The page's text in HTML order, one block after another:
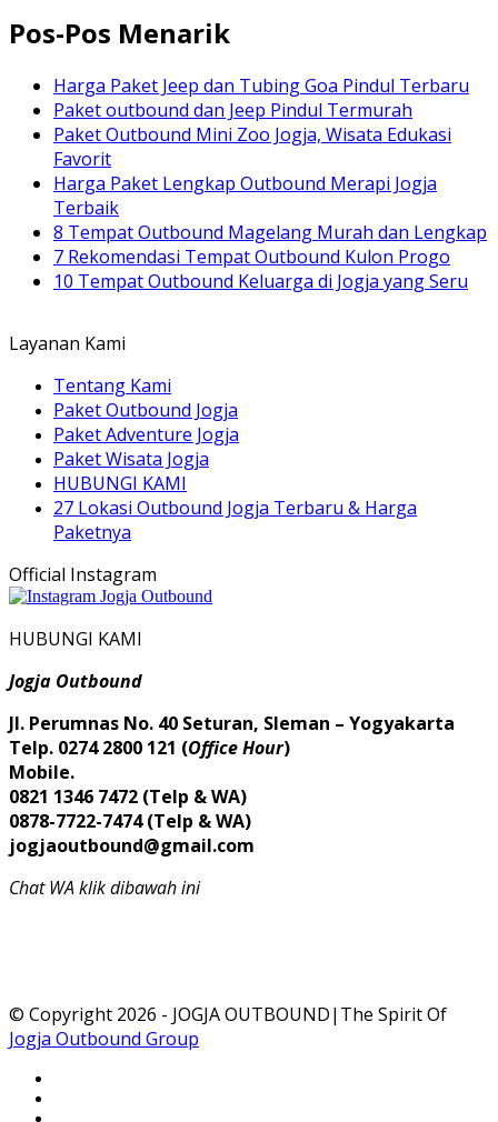
Pos-Pos Menarik
Harga Paket Jeep dan Tubing Goa Pindul Terbaru
Paket outbound dan Jeep Pindul Termurah
Paket Outbound Mini Zoo Jogja, Wisata Edukasi
Favorit
Harga Paket Lengkap Outbound Merapi Jogja
Terbaik
8 Tempat Outbound Magelang Murah dan Lengkap
7 Rekomendasi Tempat Outbound Kulon Progo
10 Tempat Outbound Keluarga di Jogja yang Seru
Layanan Kami
Tentang Kami
Paket Outbound Jogja
Paket Adventure Jogja
Paket Wisata Jogja
HUBUNGI KAMI
27 Lokasi Outbound Jogja Terbaru & Harga
Paketnya
Official Instagram
HUBUNGI KAMI
Jogja Outbound
Jl. Perumnas No. 40 Seturan, Sleman – Yogyakarta
Telp. 0274 2800 121 (Office Hour)
Mobile.
0821 1346 7472 (Telp & WA)
0878-7722-7474 (Telp & WA)
jogjaoutbound@gmail.com
Chat WA klik dibawah ini
© Copyright 2026 - JOGJA OUTBOUND|The Spirit Of
Jogja Outbound Group